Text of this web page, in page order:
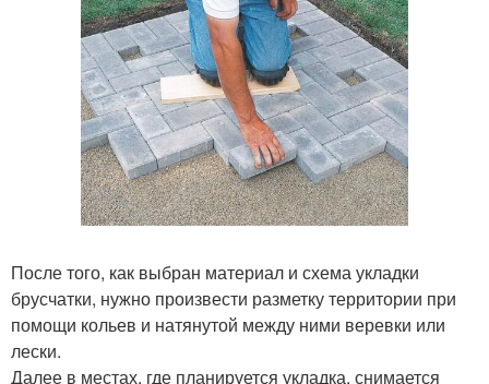
После того, как выбран материал и схема укладки
брусчатки, нужно произвести разметку территории при
помощи кольев и натянутой между ними веревки или
лески.
Далее в местах, где планируется укладка, снимается